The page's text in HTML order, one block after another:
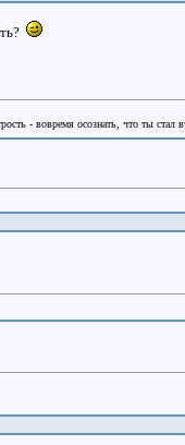
- вовремя осознать, что ты стал